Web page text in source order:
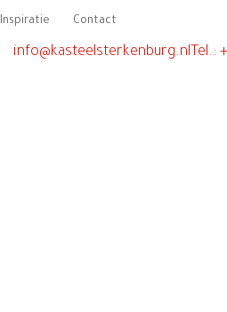
Inspiratie Contact
Tel.:
info@kasteelsterkenburg.nl